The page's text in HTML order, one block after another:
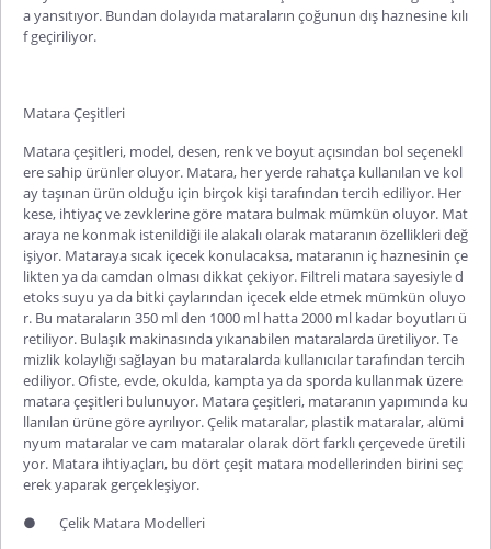
a yansıtıyor. Bundan dolayıda mataraların çoğunun dış haznesine kılı
f geçiriliyor.
Matara Çeşitleri
Matara çeşitleri, model, desen, renk ve boyut açısından bol seçenekl
ere sahip ürünler oluyor. Matara, her yerde rahatça kullanılan ve kol
ay taşınan ürün olduğu için birçok kişi tarafından tercih ediliyor. Her
kese, ihtiyaç ve zevklerine göre matara bulmak mümkün oluyor. Mat
araya ne konmak istenildiği ile alakalı olarak mataranın özellikleri değ
işiyor. Mataraya sıcak içecek konulacaksa, mataranın iç haznesinin çe
likten ya da camdan olması dikkat çekiyor. Filtreli matarasayesiyle d
etoks suyu ya da bitki çaylarından içecek elde etmek mümkün oluyo
r. Bu mataraların 350 ml den 1000 ml hatta 2000 ml kadar boyutları ü
retiliyor. Bulaşık makinasında yıkanabilen mataralarda üretiliyor. Te
mizlik kolaylığı sağlayan bu mataralarda kullanıcılar tarafından tercih
ediliyor. Ofiste, evde, okulda, kampta ya da sporda kullanmak üzere
matara çeşitleri bulunuyor. Matara çeşitleri, mataranın yapımında ku
llanılan ürüne göre ayrılıyor. Çelik mataralar, plastik mataralar, alümi
nyum mataralar ve cam mataralar olarak dört farklı çerçevede üretili
yor. Matara ihtiyaçları, bu dört çeşit matara modellerinden birini seç
erek yaparak gerçekleşiyor.
●
Çelik Matara Modelleri